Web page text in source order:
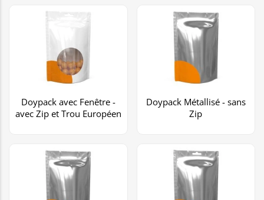
Doypack avec Fenêtre -
avec Zip et Trou Européen
Doypack Métallisé - sans
Zip